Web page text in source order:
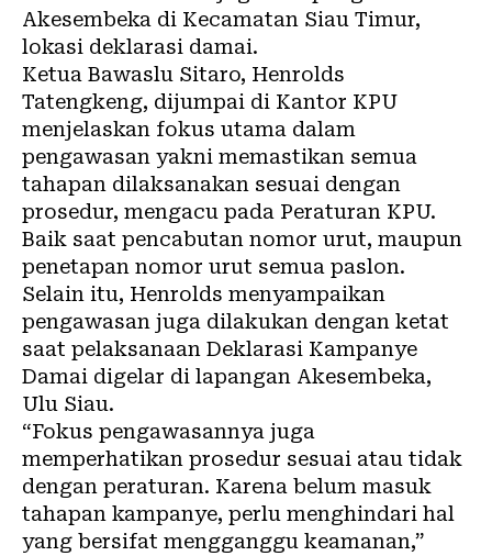
Akesembeka di Kecamatan Siau Timur,
lokasi deklarasi damai.
Ketua Bawaslu Sitaro, Henrolds
Tatengkeng, dijumpai di Kantor KPU
menjelaskan fokus utama dalam
pengawasan yakni memastikan semua
tahapan dilaksanakan sesuai dengan
prosedur, mengacu pada Peraturan KPU.
Baik saat pencabutan nomor urut, maupun
penetapan nomor urut semua paslon.
Selain itu, Henrolds menyampaikan
pengawasan juga dilakukan dengan ketat
saat pelaksanaan Deklarasi Kampanye
Damai digelar di lapangan Akesembeka,
Ulu Siau.
“Fokus pengawasannya juga
memperhatikan prosedur sesuai atau tidak
dengan peraturan. Karena belum masuk
tahapan kampanye, perlu menghindari hal
yang bersifat mengganggu keamanan,”